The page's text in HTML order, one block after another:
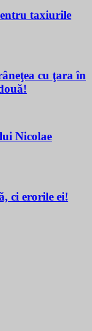
taxiurile
cu ţara în
Nicolae
ci erorile ei!